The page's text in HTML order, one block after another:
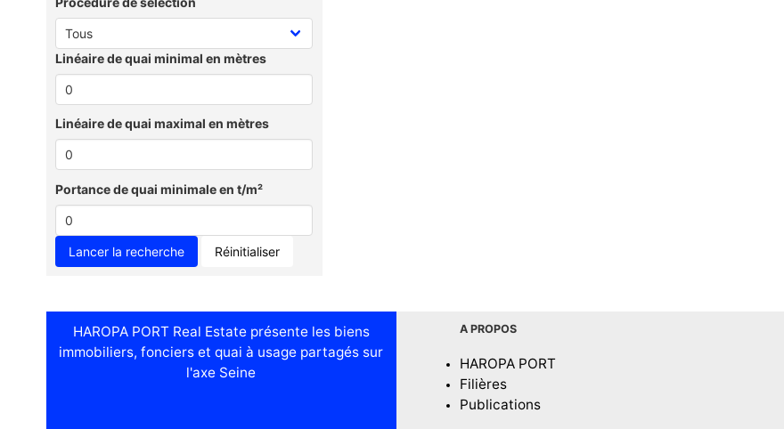
Linéaire de quai minimal en mètres
Linéaire de quai maximal en mètres
Portance de quai minimale en t/m²
Réinitialiser
HAROPA PORT Real Estate présente les biens
immobiliers, fonciers et quai à usage partagés sur
l'axe Seine
A PROPOS
HAROPA PORT
Filières
Publications